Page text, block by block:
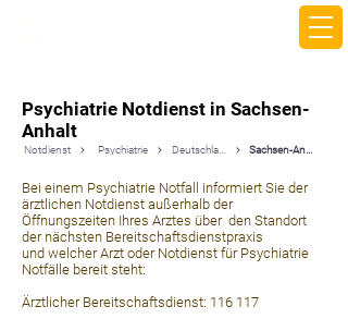
Psychiatrie Notdienst in Sachsen-
Anhalt
Notdienst Psychiatrie Sachsen-Anhalt
Bei einem Psychiatrie Notfall informiert Sie der
ärztlichen Notdienst außerhalb der
Öffnungszeiten Ihres Arztes über den Standort
der nächsten Bereitschaftsdienstpraxis
und welcher Arzt oder Notdienst für Psychiatrie
Notfälle bereit steht:
Ärztlicher Bereitschaftsdienst: 116 117